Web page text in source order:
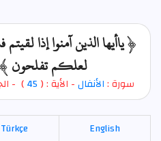
﴿ ياأيها الذين آمنوا إذا لقيتم
لعلكم تفلحون ﴾ [
سورة :الأنفال- الأية : ( 45
)
-
English
Türkçe